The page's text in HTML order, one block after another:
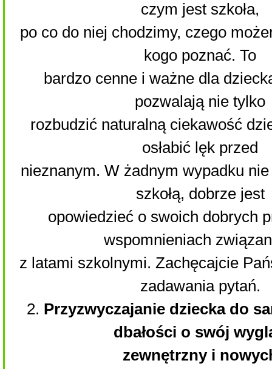
czym jest szkoła,
po co do niej chodzimy, czego
kogo poznać. To
bardzo cenne i ważne dla
pozwalają nie tylko
rozbudzić naturalną ciekawość
osłabić lęk przed
nieznanym. W żadnym wypadku
szkołą, dobrze jest
opowiedzieć o swoich dobrych
wspomnieniach
z latami szkolnymi. Zachęcajcie
zadawania pytań.
2. Przyzwyczajanie dziecka do
dbałości o swój
zewnętrzny i